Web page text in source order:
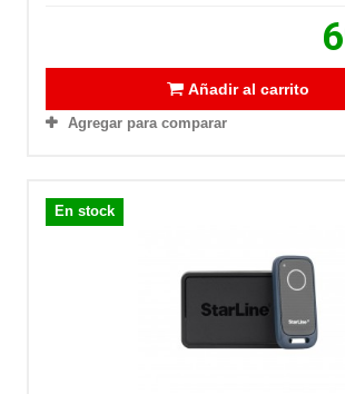
Añadir al carrito
Agregar para comparar
En stock